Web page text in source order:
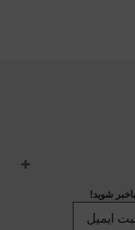
شوید!
ایمیل